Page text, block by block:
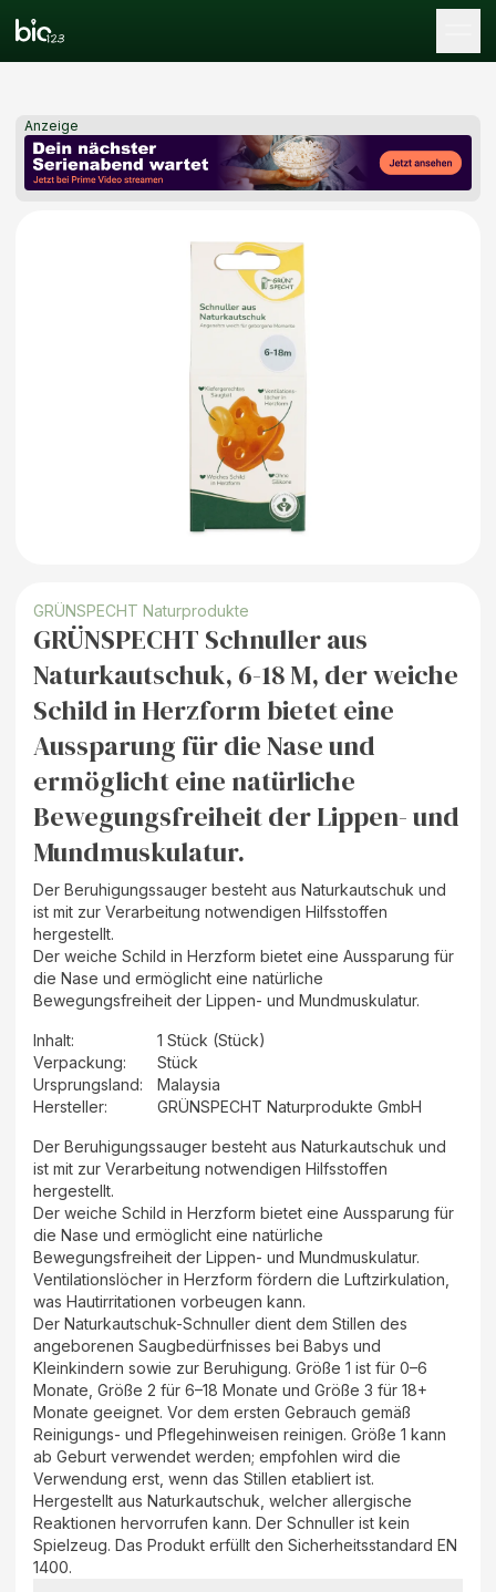
Anzeige
GRÜNSPECHT Naturprodukte
GRÜNSPECHT Schnuller aus
Naturkautschuk, 6-18 M, der weiche
Schild in Herzform bietet eine
Aussparung für die Nase und
ermöglicht eine natürliche
Bewegungsfreiheit der Lippen- und
Mundmuskulatur.
Der Beruhigungssauger besteht aus Naturkautschuk und
ist mit zur Verarbeitung notwendigen Hilfsstoffen
hergestellt.
Der weiche Schild in Herzform bietet eine Aussparung für
die Nase und ermöglicht eine natürliche
Bewegungsfreiheit der Lippen- und Mundmuskulatur.
Inhalt:
1 Stück (Stück)
Verpackung:
Stück
Ursprungsland:
Malaysia
Hersteller: GRÜNSPECHT Naturprodukte GmbH
Der Beruhigungssauger besteht aus Naturkautschuk und
ist mit zur Verarbeitung notwendigen Hilfsstoffen
hergestellt.
Der weiche Schild in Herzform bietet eine Aussparung für
die Nase und ermöglicht eine natürliche
Bewegungsfreiheit der Lippen- und Mundmuskulatur.
Ventilationslöcher in Herzform fördern die Luftzirkulation,
was Hautirritationen vorbeugen kann.
Der Naturkautschuk-Schnuller dient dem Stillen des
angeborenen Saugbedürfnisses bei Babys und
Kleinkindern sowie zur Beruhigung. Größe 1 ist für 0–6
Monate, Größe 2 für 6–18 Monate und Größe 3 für 18+
Monate geeignet. Vor dem ersten Gebrauch gemäß
Reinigungs- und Pflegehinweisen reinigen. Größe 1 kann
ab Geburt verwendet werden; empfohlen wird die
Verwendung erst, wenn das Stillen etabliert ist.
Hergestellt aus Naturkautschuk, welcher allergische
Reaktionen hervorrufen kann. Der Schnuller ist kein
Spielzeug. Das Produkt erfüllt den Sicherheitsstandard EN
1400.